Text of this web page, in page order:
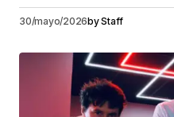
30/mayo/2026byStaff